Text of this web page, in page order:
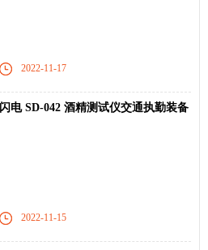
2022-11-17
闪电 SD-042 酒精测试仪交通执勤装备
2022-11-15